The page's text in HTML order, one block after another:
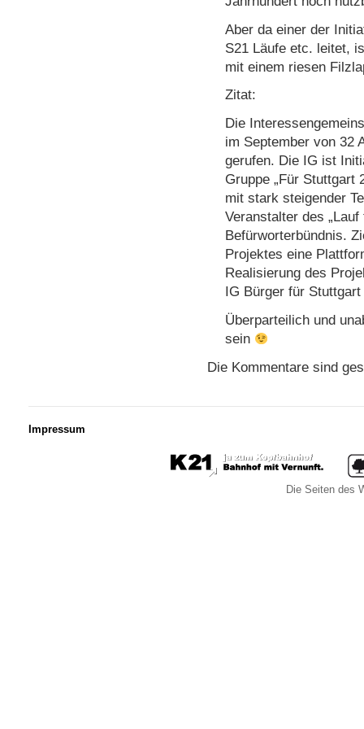
Aber da einer der
S21 Läufe etc. leitet,
mit einem riesen
Zitat:
Die
im September von 32
gerufen. Die IG ist
Gruppe „Für Stuttgart
mit stark steigender
Veranstalter des
Befürworterbündnis.
Projektes eine
Realisierung des
IG Bürger für
Überparteilich und
sein
Die Kommentare sind
Impressum
Die Seiten des